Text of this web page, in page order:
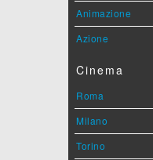
Animazione
Azione
Cinema
Roma
Milano
Torino